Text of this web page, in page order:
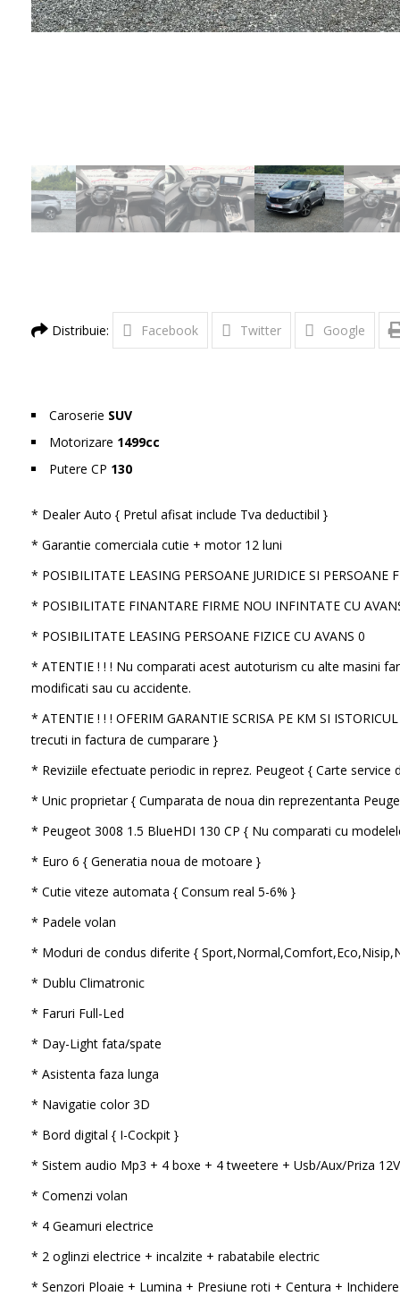
Distribuie: Facebook Twitter Google
Caroserie SUV
Motorizare 1499cc
Putere CP 130
* Dealer Auto { Pretul afisat include Tva deductibil }
* Garantie comerciala cutie + motor 12 luni
* POSIBILITATE LEASING PERSOANE JURIDICE SI PERSOANE
* POSIBILITATE FINANTARE FIRME NOU INFINTATE CU
* POSIBILITATE LEASING PERSOANE FIZICE CU AVANS 0
* ATENTIE ! ! ! Nu comparati acest autoturism cu alte masini
modificati sau cu accidente.
* ATENTIE ! ! ! OFERIM GARANTIE SCRISA PE KM SI
trecuti in factura de cumparare }
* Reviziile efectuate periodic in reprez. Peugeot { Carte service
* Unic proprietar { Cumparata de noua din reprezentanta
* Peugeot 3008 1.5 BlueHDI 130 CP { Nu comparati cu
* Euro 6 { Generatia noua de motoare }
* Cutie viteze automata { Consum real 5-6% }
* Padele volan
* Moduri de condus diferite {
* Dublu Climatronic
* Faruri Full-Led
* Day-Light fata/spate
* Asistenta faza lunga
* Navigatie color 3D
* Bord digital { I-Cockpit }
* Sistem audio Mp3 + 4 boxe + 4 tweetere + Usb/Aux/Priza 12V
* Comenzi volan
* 4 Geamuri electrice
* 2 oglinzi electrice + incalzite + rabatabile electric
* Senzori Ploaie + Lumina + Presiune roti + Centura + Inchidere